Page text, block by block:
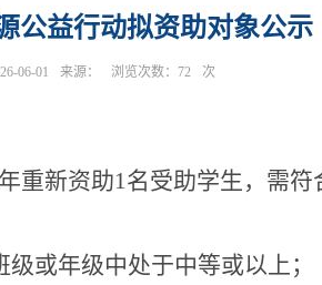
公益行动拟资助对象公示
06-01 来源： 浏览次数： 72 次
年重新资助1名受助学生，需符
或年级中处于中等或以上；